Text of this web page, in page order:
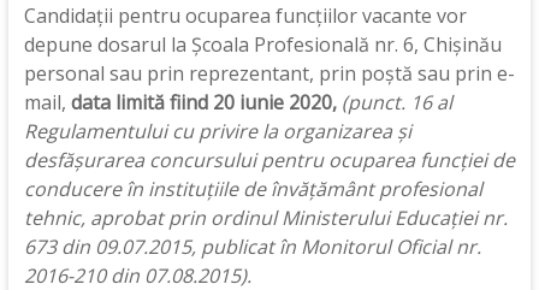
Candidații pentru ocuparea funcțiilor vacante vor
depune dosarul la Școala Profesională nr. 6, Chișinău
personal sau prin reprezentant, prin poștă sau prin e-
mail, data limită fiind 20 iunie 2020, (punct. 16 al
Regulamentului cu privire la organizarea și
desfășurarea concursului pentru ocuparea funcției de
conducere în instituțiile de învățământ profesional
tehnic, aprobat prin ordinul Ministerului Educației nr.
673 din 09.07.2015, publicat în Monitorul Oficial nr.
2016-210 din 07.08.2015).